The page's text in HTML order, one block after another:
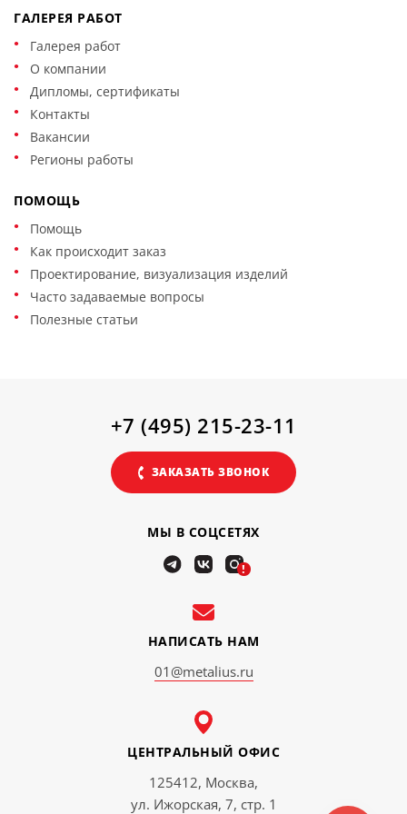
обезжиривание, грунтование, окрас, высыхание.
монтажа пола, ступеней, до чистовой отделки
помещений. В случае чистовой отделки возникает риск
для окружающей обстановки, пола, стен, т.к. монтаж
металлических изделий предполагает сварочные
работы, использование различного
электроинструмента, лако-красочных материалов. Для
исключения риска используется специальные виды
сварки, панели для защиты окружающей обстановки.
ГАЛЕРЕЯ РАБОТ
Галерея работ
О компании
Дипломы, сертификаты
Контакты
Вакансии
Регионы работы
ПОМОЩЬ
Помощь
Как происходит заказ
Проектирование, визуализация изделий
Часто задаваемые вопросы
Полезные статьи
ЦЕНТРАЛЬНЫЙ ОФИС
125412, Москва,
ул. Ижорская, 7, стр. 1
НАПИСАТЬ НАМ
01@metalius.ru
МЫ В СОЦСЕТЯХ
!
+7 (495) 215-23-11
ЗАКАЗАТЬ ЗВОНОК